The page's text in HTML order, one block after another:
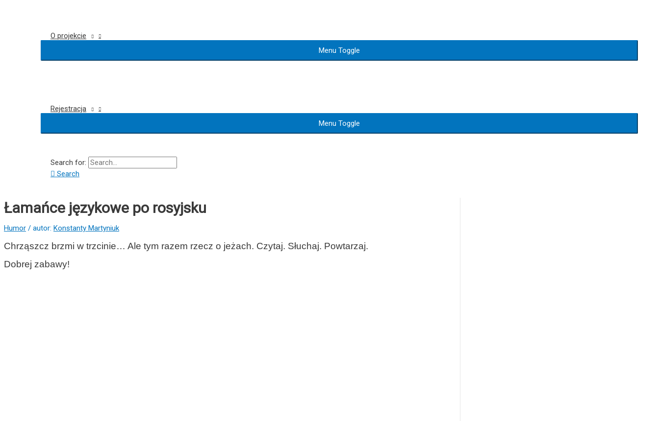
O projekcie
Menu Toggle
Rejestracja
Menu Toggle
Search for:
Search
Łamańce językowe po rosyjsku
Humor / autor: Konstanty Martyniuk
Chrząszcz brzmi w trzcinie… Ale tym razem rzecz o jeżach. Czytaj. Słuchaj. Powtarzaj.
Dobrej zabawy!